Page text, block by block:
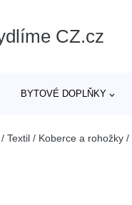
CZ.cz
BYTOVÉ DOPLŇKY
/ Textil / Koberce a rohožky /